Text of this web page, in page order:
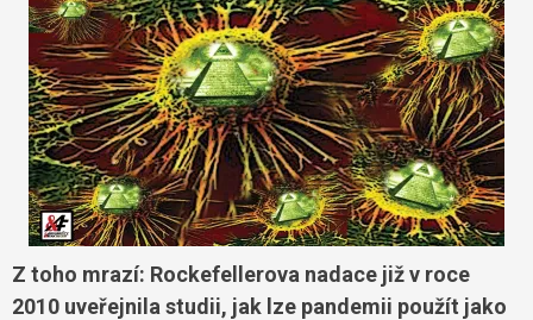
Z toho mrazí: Rockefellerova nadace již v roce
2010 uveřejnila studii, jak lze pandemii použít jako